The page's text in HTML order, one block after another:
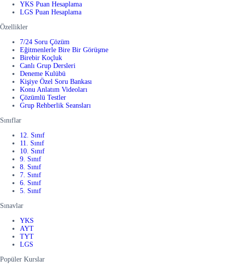
YKS Puan Hesaplama
LGS Puan Hesaplama
Özellikler
7/24 Soru Çözüm
Eğitmenlerle Bire Bir Görüşme
Birebir Koçluk
Canlı Grup Dersleri
Deneme Kulübü
Kişiye Özel Soru Bankası
Konu Anlatım Videoları
Çözümlü Testler
Grup Rehberlik Seansları
Sınıflar
12. Sınıf
11. Sınıf
10. Sınıf
9. Sınıf
8. Sınıf
7. Sınıf
6. Sınıf
5. Sınıf
Sınavlar
YKS
AYT
TYT
LGS
Popüler Kurslar